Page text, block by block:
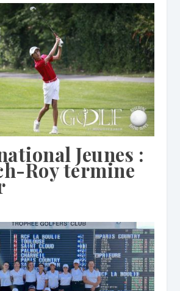
Jeunes :
Roy termine